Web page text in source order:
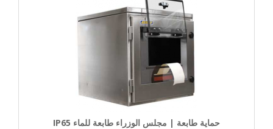
IP65 حماية طابعة | مجلس الوزراء طابعة للماء